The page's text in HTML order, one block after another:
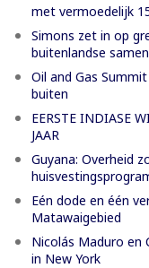
met vermoedelijk
Simons zet in op
buitenlandse
Oil and Gas
buiten
EERSTE INDIASE
JAAR
Guyana: Overheid
Eén dode en één
Matawaigebied
Nicolás Maduro en
in New York